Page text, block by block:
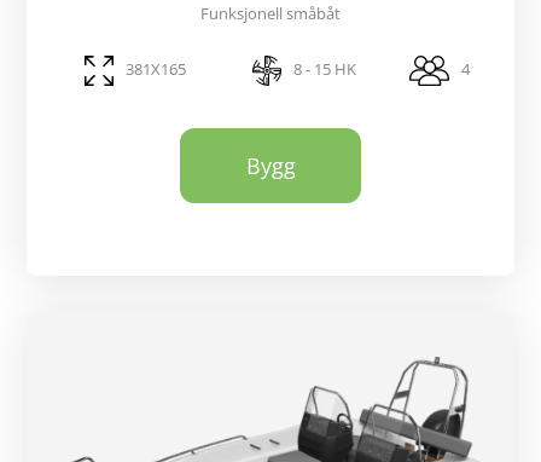
Funksjonell småbåt
381X165 8 - 15 HK 4
Bygg